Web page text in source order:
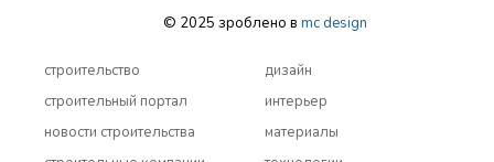
© 2025 зроблено в mc design
строительство
строительный портал
новости строительства
дизайн
интерьер
материалы